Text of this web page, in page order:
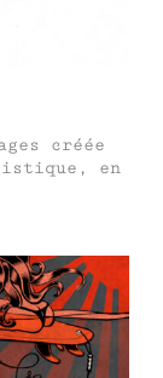
créée
en